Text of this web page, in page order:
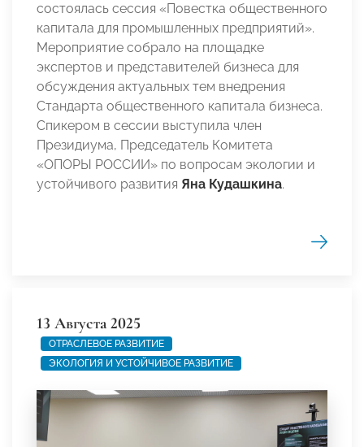
состоялась сессия «Повестка общественного
капитала для промышленных предприятий».
Мероприятие собрало на площадке
экспертов и представителей бизнеса для
обсуждения актуальных тем внедрения
Стандарта общественного капитала бизнеса.
Спикером в сессии выступила член
Президиума, Председатель Комитета
«ОПОРЫ РОССИИ» по вопросам экологии и
устойчивого развития Яна Кудашкина.
13 Августа 2025
ОТРАСЛЕВОЕ РАЗВИТИЕ
ЭКОЛОГИЯ И УСТОЙЧИВОЕ РАЗВИТИЕ